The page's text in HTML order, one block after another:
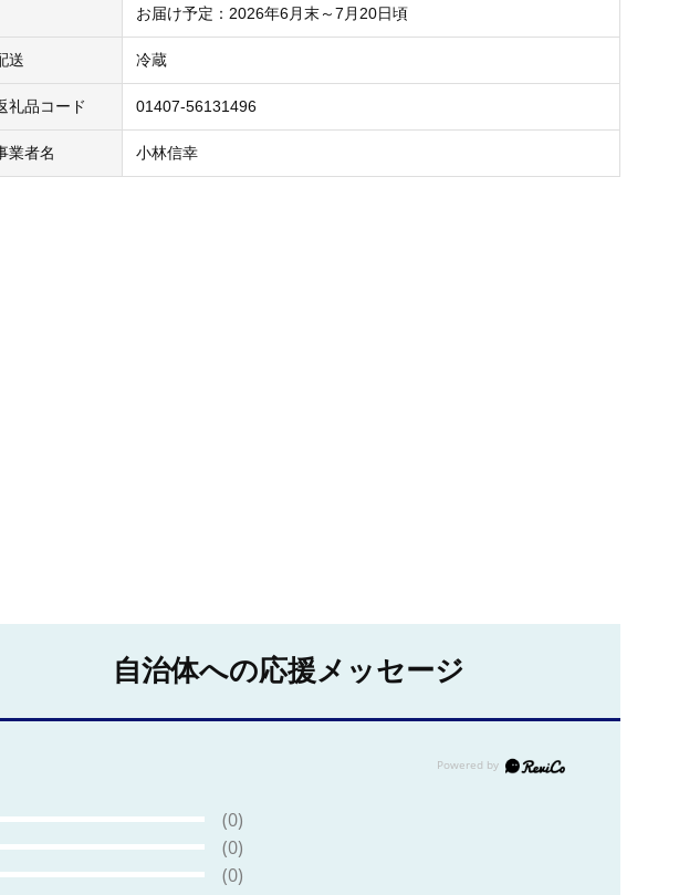
お届け予定：2026年6月末～7月20日頃
送 冷蔵
礼品コード 01407-56131496
業者名 小林信幸
自治体への応援メッセージ
(0)
(0)
(0)